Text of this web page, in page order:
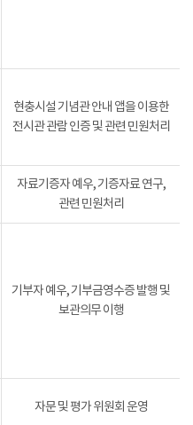
현충시설 기념관 안내 앱을 이용한
전시관 관람 인증 및 관련 민원처리
자료기증자 예우, 기증자료 연구,
관련 민원처리
기부자 예우, 기부금영수증 발행 및
보관의무 이행
자문 및 평가 위원회 운영